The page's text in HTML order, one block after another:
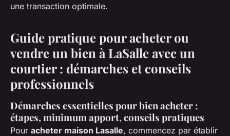
une transaction optimale.
Guide pratique pour acheter ou
vendre un bien à LaSalle avec un
courtier : démarches et conseils
professionnels
Démarches essentielles pour bien acheter :
étapes, minimum apport, conseils pratiques
Pour acheter maison Lasalle, commencez par établir